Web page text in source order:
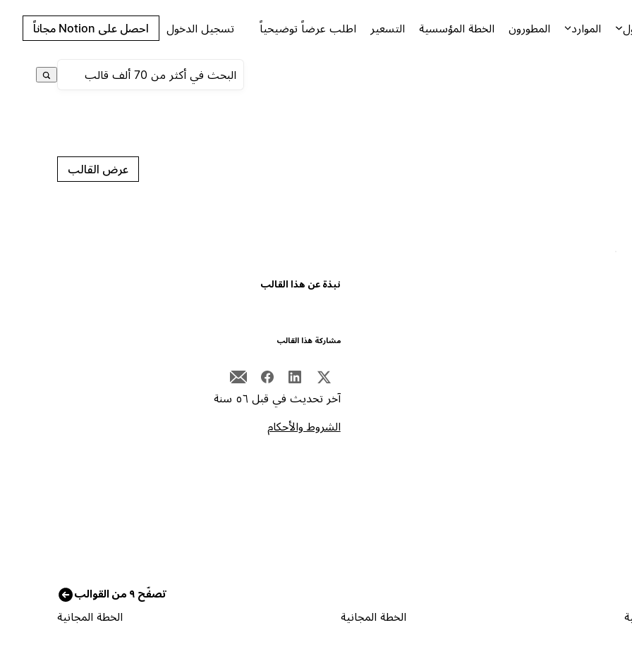
الموارد المطورون الخطة المؤسسية التسعير اطلب عرضاً توضيحياً تسجيل الدخول احصل على Notion مجاناً
عرض القالب
نبذة عن هذا القالب
مشاركة هذا القالب
آخر تحديث في قبل ٥٦ سنة
الشروط والأحكام
تصفّح ٩ من القوالب
الخطة المجانية الخطة المجانية